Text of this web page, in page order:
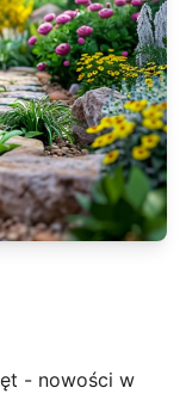
- nowości w